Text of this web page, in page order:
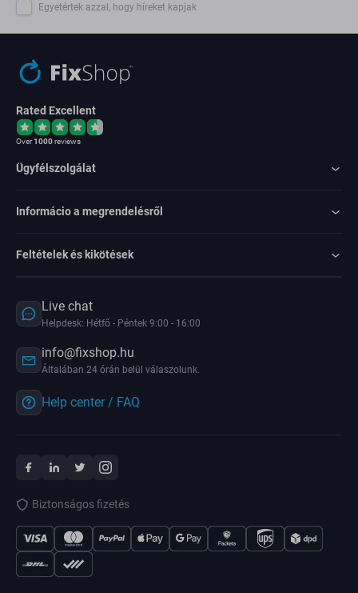
Egyetértek azzal, hogy híreket kapjak
Rated Excellent
Over1000reviews
Ügyfélszolgálat
Informácio a megrendelésről
Feltételek és kikötések
Live chat
Helpdesk: Hétfő - Péntek 9:00 - 16:00
info@fixshop.hu
Általában 24 órán belül válaszolunk.
Help center / FAQ
Biztonságos fizetés